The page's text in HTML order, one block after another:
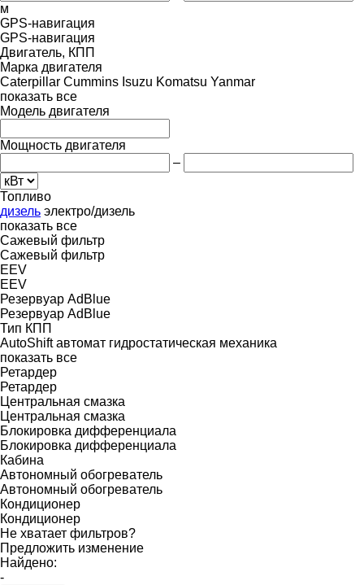
м
GPS-навигация
GPS-навигация
Двигатель, КПП
Марка двигателя
Caterpillar Cummins Isuzu Komatsu Yanmar
показать все
Модель двигателя
Мощность двигателя
–
Топливо
дизель электро/дизель
показать все
Сажевый фильтр
Сажевый фильтр
EEV
EEV
Резервуар AdBlue
Резервуар AdBlue
Тип КПП
AutoShift автомат гидростатическая механика
показать все
Ретардер
Ретардер
Центральная смазка
Центральная смазка
Блокировка дифференциала
Блокировка дифференциала
Кабина
Автономный обогреватель
Автономный обогреватель
Кондиционер
Кондиционер
Не хватает фильтров?
Предложить изменение
Найдено:
-